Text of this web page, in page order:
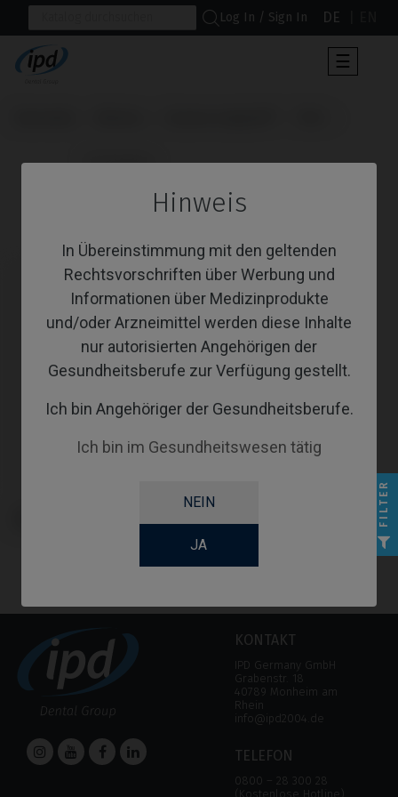
Hinweis
In Übereinstimmung mit den geltenden
Rechtsvorschriften über Werbung und
Informationen über Medizinprodukte
und/oder Arzneimittel werden diese Inhalte
nur autorisierten Angehörigen der
Gesundheitsberufe zur Verfügung gestellt.
Ich bin Angehöriger der Gesundheitsberufe.
Ich bin im Gesundheitswesen tätig
NEIN
JA
Log In / Sign In DE
der
☰
                      Schrauben
KONTAKT
IPD Germany GmbH
Grabenstr. 18
40789 Monheim am
Rhein
info@ipd2004.de
TELEFON
0800 – 28 300 28
(Kostenlose Hotline)
FILTER